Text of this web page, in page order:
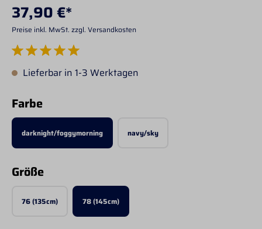
37,90 €*
Preise inkl. MwSt. zzgl. Versandkosten
Durchschnittliche Bewertung von 5 von 5 Sternen
Lieferbar in 1-3 Werktagen
Farbeauswählen
darknight/foggymorning navy/sky
Größeauswählen
76 (135cm) 78 (145cm)